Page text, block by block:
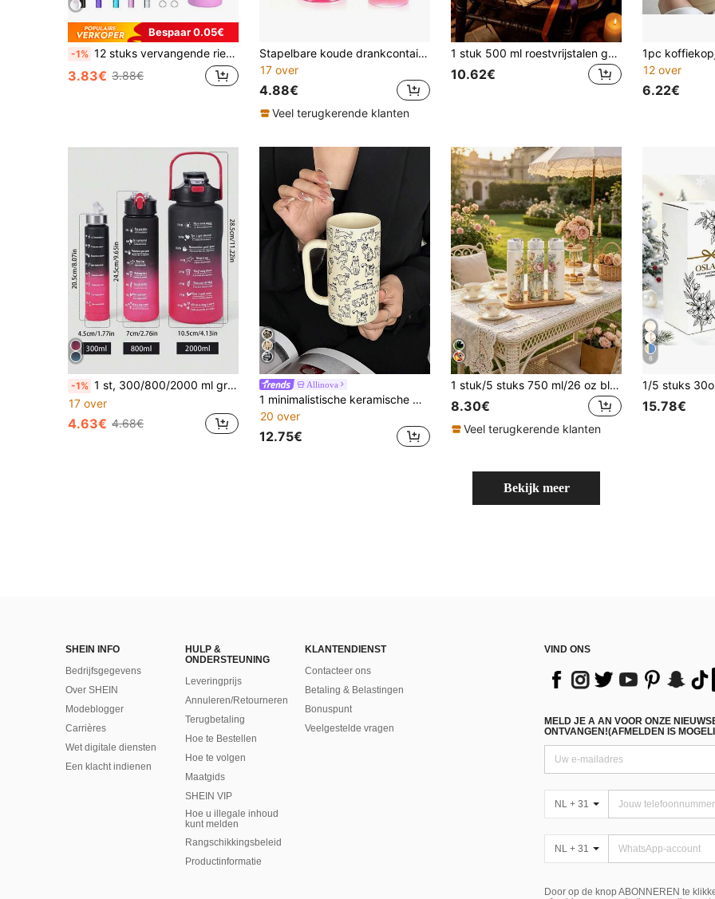
Bespaar 0.05€
-1% 12 stuks vervangende rietjes, 5 rietjesdoppen met borstels, compatibel met 40oz, 30oz, 20oz, 14oz tumblers, geschikt voor reizen en avontuur, herbruikbare glitterrietjes met borstels, transparant roze, zwart, paars, blauw, oranje, compatibele bekertoevoegingen
3.83€ 3.88€
Stapelbare koude drankcontainer met glasachtig uiterlijk, geschikt voor cocktails, sappen, ijsdranken, benodigdheden voor thuisbar op vrijgezellenfeest
17 over
4.88€
Veel terugkerende klanten
1 stuk 500 ml roestvrijstalen geïsoleerde Halloween schattige spookbeker, colablikje met schattig patroon, geschikt voor meerdere gelegenheden, geweldige huisdecoratie, perfect cadeau, vooral voor Halloween
10.62€
12 over
6.22€
-1% 1 st, 300/800/2000 ml grote capaciteit waterfles met kleurverloop, draagbare outdoor reissport rietbeker
17 over
4.63€ 4.68€
Allinova
1 minimalistische keramische mok met kattenprint, hoge mok met rechte zijkanten en handvat, grote inhoud, geschikt voor thuis of op kantoor. Geschikt voor diverse koude en warme dranken zoals melk, koffie, warme chocolademelk, sap en latte. Perfect cadeau voor familie en vrienden.
20 over
12.75€
1 stuk/5 stuks 750 ml/26 oz bloemen plastic sportwaterfles, schattige cartoon bloemenprint voor zomergebruik, flipdeksel ontwerp, lichtgewicht lekvrije herbruikbare reisdrinkbeker, geschikt voor hardlopen, cadeau voor vriend, drinken van ijskoffie, sap, havermelk, perfect cadeau voor verjaardag, Kerstmis, Halloween en Thanksgiving
8.30€
Veel terugkerende klanten
8
15.78€
Bekijk meer
SHEIN INFO
Bedrijfsgegevens
Over SHEIN
Modeblogger
Carrières
Wet digitale diensten
Een klacht indienen
HULP &
ONDERSTEUNING
Leveringprijs
Annuleren/Retourneren
Terugbetaling
Hoe te Bestellen
Hoe te volgen
Maatgids
SHEIN VIP
Hoe u illegale inhoud
kunt melden
Rangschikkingsbeleid
​Productinformatie
KLANTENDIENST
Contacteer ons
Betaling & Belastingen
Bonuspunt
Veelgestelde vragen
VIND ONS
MELD JE A AN VOOR ONZE
ONTVANGEN!(AFMELDEN IS
NL + 31
NL + 31
Door op de knop ABONNEREN te